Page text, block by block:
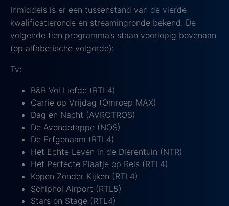
Inmiddels is er een tussenstand van de vierde
kwalificatieronde en streamingronde bekend. De
volgende tien programma’s staan voorlopig bovenaan
(op alfabetische volgorde):
Tv:
B&B Vol Liefde (RTL4)
Carrie op Vrijdag (Omroep MAX)
Dag en Nacht (AVROTROS)
De Avondetappe (NOS)
De Erfgenaam (RTL4)
Het Echte Leven in de Dierentuin (NTR)
Het Perfecte Plaatje op Reis (RTL4)
Kopen Zonder Kijken (RTL4)
Schiphol Airport (RTL5)
Stars on Stage (RTL4)